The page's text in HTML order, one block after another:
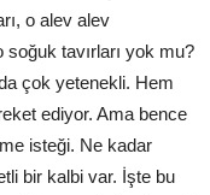
o alev alev
soğuk tavırları yok mu?
çok yetenekli. Hem
ediyor. Ama bence
isteği. Ne kadar
bir kalbi var. İşte bu